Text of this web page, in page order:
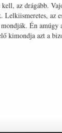
az drágább.
az
Én amúgy
kimondja azt a